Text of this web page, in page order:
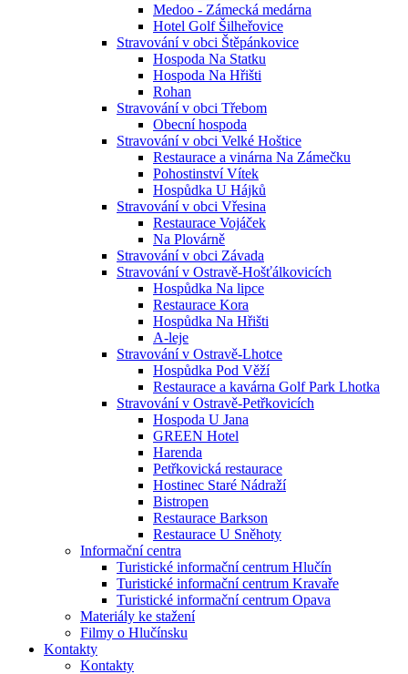
Medoo - Zámecká medárna
Hotel Golf Šilheřovice
Stravování v obci Štěpánkovice
Hospoda Na Statku
Hospoda Na Hřišti
Rohan
Stravování v obci Třebom
Obecní hospoda
Stravování v obci Velké Hoštice
Restaurace a vinárna Na Zámečku
Pohostinství Vítek
Hospůdka U Hájků
Stravování v obci Vřesina
Restaurace Vojáček
Na Plovárně
Stravování v obci Závada
Stravování v Ostravě-Hošťálkovicích
Hospůdka Na lipce
Restaurace Kora
Hospůdka Na Hřišti
A-leje
Stravování v Ostravě-Lhotce
Hospůdka Pod Věží
Restaurace a kavárna Golf Park Lhotka
Stravování v Ostravě-Petřkovicích
Hospoda U Jana
GREEN Hotel
Harenda
Petřkovická restaurace
Hostinec Staré Nádraží
Bistropen
Restaurace Barkson
Restaurace U Sněhoty
Informační centra
Turistické informační centrum Hlučín
Turistické informační centrum Kravaře
Turistické informační centrum Opava
Materiály ke stažení
Filmy o Hlučínsku
Kontakty
Kontakty